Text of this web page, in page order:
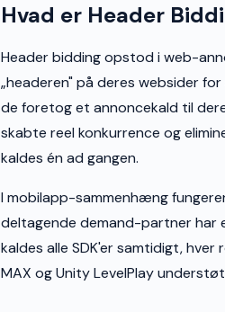
Hvad er Header
Header bidding opstod i web-
„headeren" på deres websider
de foretog et annoncekald til
skabte reel konkurrence og
kaldes én ad gangen.
I mobilapp-sammenhæng
deltagende demand-partner har
kaldes alle SDK'er samtidigt,
MAX og Unity LevelPlay